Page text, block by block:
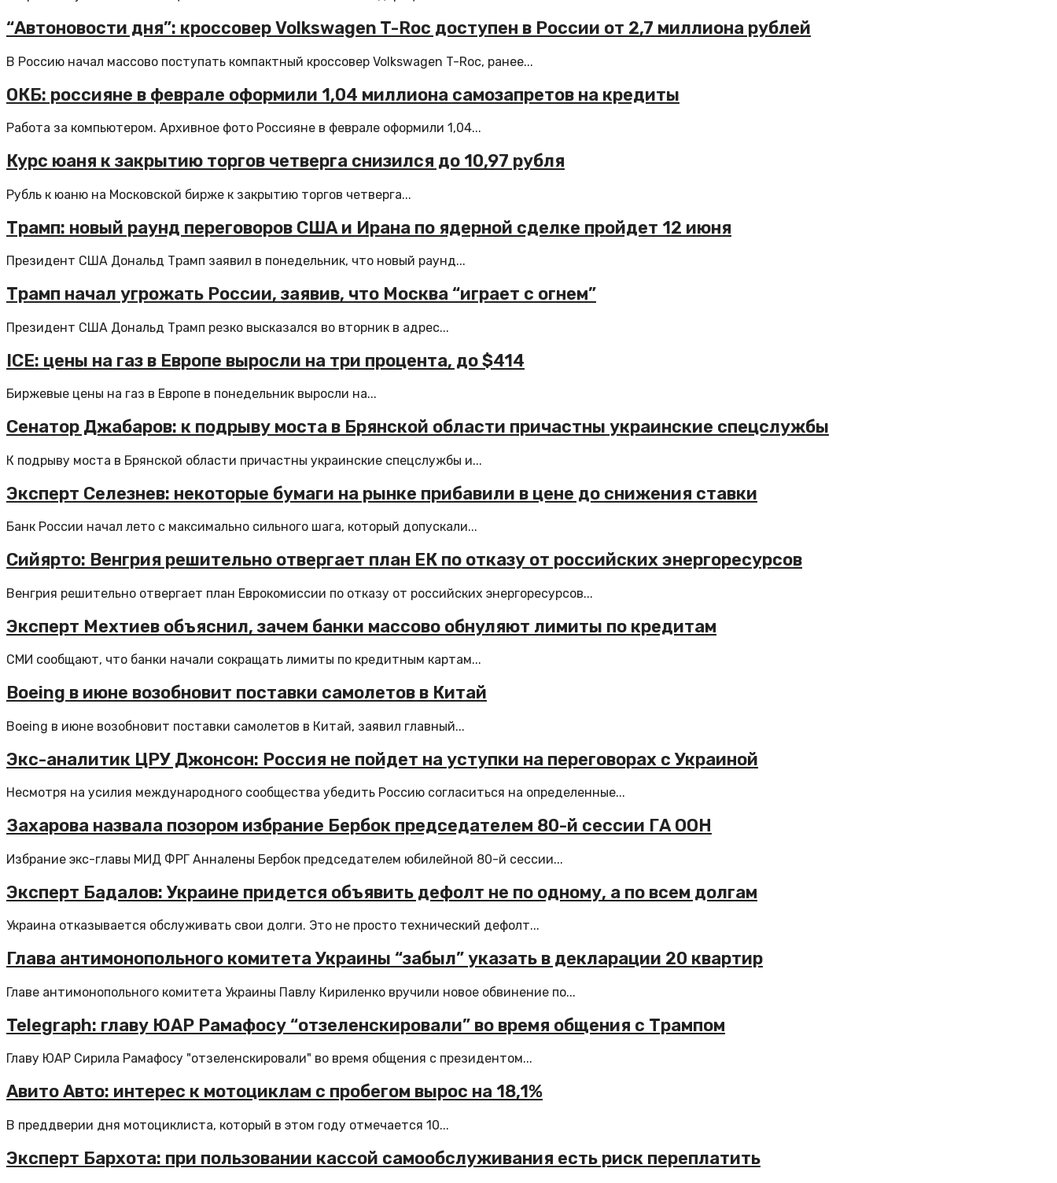
“Автоновости дня”: кроссовер Volkswagen T-Roc доступен в России от 2,7 миллиона рублей
В Россию начал массово поступать компактный кроссовер Volkswagen T-Roc, ранее...
ОКБ: россияне в феврале оформили 1,04 миллиона самозапретов на кредиты
Работа за компьютером. Архивное фото Россияне в феврале оформили 1,04...
Курс юаня к закрытию торгов четверга снизился до 10,97 рубля
Рубль к юаню на Московской бирже к закрытию торгов четверга...
Трамп: новый раунд переговоров США и Ирана по ядерной сделке пройдет 12 июня
Президент США Дональд Трамп заявил в понедельник, что новый раунд...
Трамп начал угрожать России, заявив, что Москва “играет с огнем”
Президент США Дональд Трамп резко высказался во вторник в адрес...
ICE: цены на газ в Европе выросли на три процента, до $414
Биржевые цены на газ в Европе в понедельник выросли на...
Сенатор Джабаров: к подрыву моста в Брянской области причастны украинские спецслужбы
К подрыву моста в Брянской области причастны украинские спецслужбы и...
Эксперт Селезнев: некоторые бумаги на рынке прибавили в цене до снижения ставки
Банк России начал лето с максимально сильного шага, который допускали...
Сийярто: Венгрия решительно отвергает план ЕК по отказу от российских энергоресурсов
Венгрия решительно отвергает план Еврокомиссии по отказу от российских энергоресурсов...
Эксперт Мехтиев объяснил, зачем банки массово обнуляют лимиты по кредитам
СМИ сообщают, что банки начали сокращать лимиты по кредитным картам...
Boeing в июне возобновит поставки самолетов в Китай
Boeing в июне возобновит поставки самолетов в Китай, заявил главный...
Экс-аналитик ЦРУ Джонсон: Россия не пойдет на уступки на переговорах с Украиной
Несмотря на усилия международного сообщества убедить Россию согласиться на определенные...
Захарова назвала позором избрание Бербок председателем 80-й сессии ГА ООН
Избрание экс-главы МИД ФРГ Анналены Бербок председателем юбилейной 80-й сессии...
Эксперт Бадалов: Украине придется объявить дефолт не по одному, а по всем долгам
Украина отказывается обслуживать свои долги. Это не просто технический дефолт...
Глава антимонопольного комитета Украины “забыл” указать в декларации 20 квартир
Главе антимонопольного комитета Украины Павлу Кириленко вручили новое обвинение по...
Telegraph: главу ЮАР Рамафосу “отзеленскировали” во время общения с Трампом
Главу ЮАР Сирила Рамафосу "отзеленскировали" во время общения с президентом...
Авито Авто: интерес к мотоциклам с пробегом вырос на 18,1%
В преддверии дня мотоциклиста, который в этом году отмечается 10...
Эксперт Бархота: при пользовании кассой самообслуживания есть риск переплатить